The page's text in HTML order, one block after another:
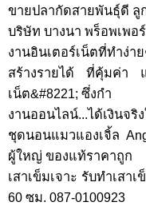
ขายปลากัดสายพันธุ์ดี ลู
บริษัท บางนา พร็อพเพอ
งานอินเตอร์เน็ตที่ทำง่า
สร้างรายได้ ที่คุ้มค่า
เน็ต&#8221; ซึ่งกำ
งานออนไลน์...ได้เงินจริ
ชุดนอนแมวแองเจิ้ล
ผู้ใหญ่ ของแท้ราคาถูก
เสาเข็มเจาะ รับทำเสา
60 ซม. 087-0100923